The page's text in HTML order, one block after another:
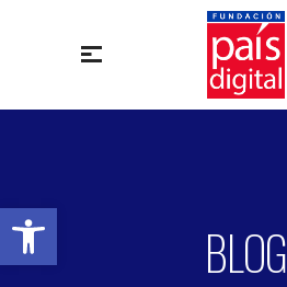
Abrir barra de herramientas
BLOG